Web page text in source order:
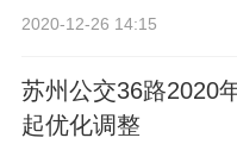
2020-12-26 14:15
苏州公交36路2020
起优化调整